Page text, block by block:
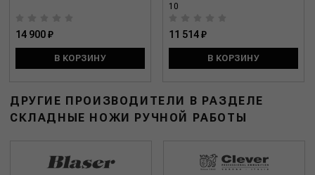
14 900 ₽
В КОРЗИНУ
10
11 514 ₽
В КОРЗИНУ
ДРУГИЕ ПРОИЗВОДИТЕЛИ В РАЗДЕЛЕ
СКЛАДНЫЕ НОЖИ РУЧНОЙ РАБОТЫ